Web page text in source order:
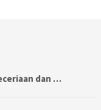
dan …